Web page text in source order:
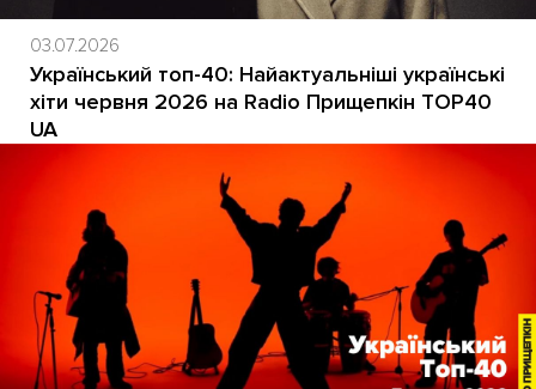
03.07.2026
Український топ-40: Найактуальніші українські
хіти червня 2026 на Radio Прищепкін TOP40
UA